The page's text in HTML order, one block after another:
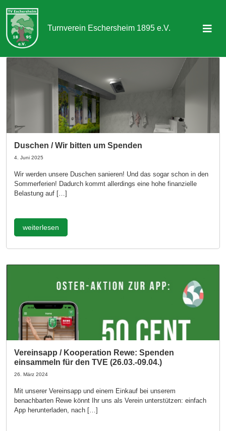
Turnverein Eschersheim 1895 e.V.
Abteilungen
Aktuelles & Termine
Über uns
Kontakt
Mitgliedschaft
Duschen / Wir bitten um Spenden
4. Juni 2025
Wir werden unsere Duschen sanieren! Und das sogar schon in den
Sommerferien! Dadurch kommt allerdings eine hohe finanzielle
Belastung auf […]
weiterlesen
Vereinsapp / Kooperation Rewe: Spenden
einsammeln für den TVE (26.03.-09.04.)
26. März 2024
Mit unserer Vereinsapp und einem Einkauf bei unserem
benachbarten Rewe könnt Ihr uns als Verein unterstützen: einfach
App herunterladen, nach […]